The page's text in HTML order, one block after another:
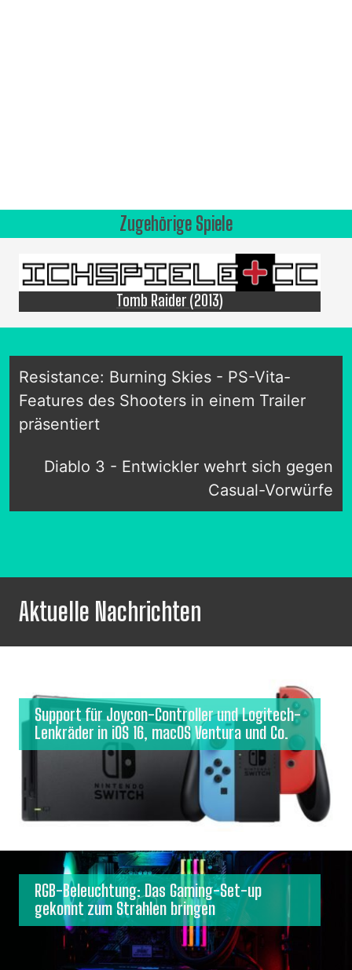
Zugehörige Spiele
Tomb Raider (2013)
Resistance: Burning Skies - PS-Vita-
Features des Shooters in einem Trailer
präsentiert
Diablo 3 - Entwickler wehrt sich gegen
Casual-Vorwürfe
Aktuelle Nachrichten
Support für Joycon-Controller und Logitech-
Lenkräder in iOS 16, macOS Ventura und Co.
RGB-Beleuchtung: Das Gaming-Set-up
gekonnt zum Strahlen bringen